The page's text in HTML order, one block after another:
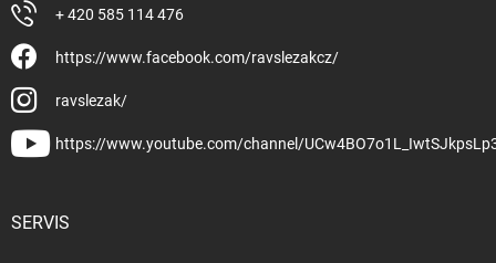
+ 420 585 114 476
https://www.facebook.com/ravslezakcz/
ravslezak/
https://www.youtube.com/channel/
SERVIS